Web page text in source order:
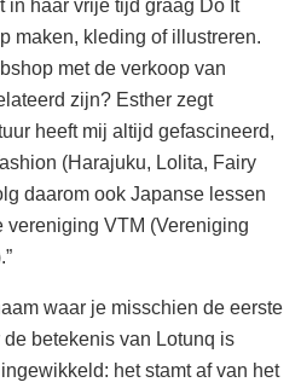
in haar vrije tijd graag Do It
maken, kleding of illustreren.
met de verkoop van
zijn? Esther zegt
heeft mij altijd gefascineerd,
(Harajuku, Lolita, Fairy
daarom ook Japanse lessen
VTM (Vereniging
waar je misschien de eerste
betekenis van Lotunq is
het stamt af van het